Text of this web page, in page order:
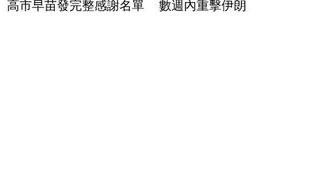
高市早苗發完整感謝名單
數週內重擊伊朗